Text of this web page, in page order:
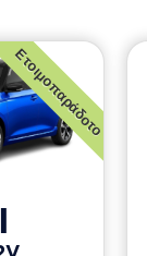
Ετοιμοπαράδοτο